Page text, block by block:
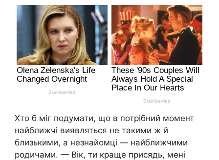
Хто б міг подумати, що в потрібний момент
найближчі виявляться не такими ж й
близькими, а незнайомці — найближчими
родичами. — Вік, ти краще присядь, мені